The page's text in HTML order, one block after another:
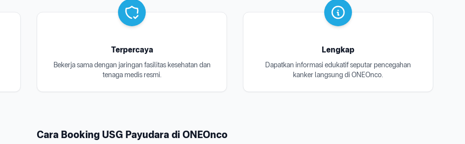
Terpercaya
Bekerja sama dengan jaringan fasilitas kesehatan dan
tenaga medis resmi.
Lengkap
Dapatkan informasi edukatif seputar pencegahan
kanker langsung di ONEOnco.
Cara Booking USG Payudara di ONEOnco